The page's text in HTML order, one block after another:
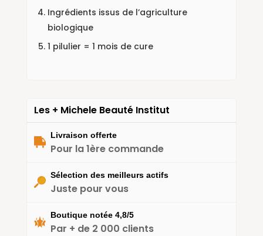
Ingrédients issus de l’agriculture
biologique
1 pilulier = 1 mois de cure
Les + Michele Beauté Institut
Livraison offerte
Pour la 1ère commande
Sélection des meilleurs actifs
Juste pour vous
Boutique notée 4,8/5
Par + de 2 000 clients